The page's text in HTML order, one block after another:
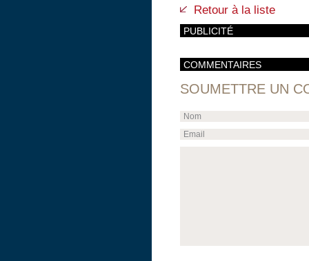
Retour à la liste
PUBLICITÉ
COMMENTAIRES
SOUMETTRE UN